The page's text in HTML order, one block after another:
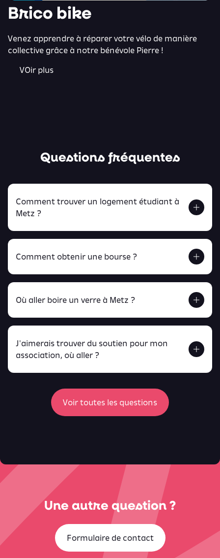
Brico bike
Venez apprendre à réparer votre vélo de manière
collective grâce à notre bénévole Pierre !
VOir plus
Questions fréquentes
Comment trouver un logement étudiant à
Metz ?
Retrouve tout ça en cliquant ici !
Comment obtenir une bourse ?
Retrouve toutes ces infos ici.
Où aller boire un verre à Metz ?
peux
retrouver ici
J'aimerais trouver du soutien pour mon
association, où aller ?
Voir toutes les questions
Une autre question ?
Formulaire de contact